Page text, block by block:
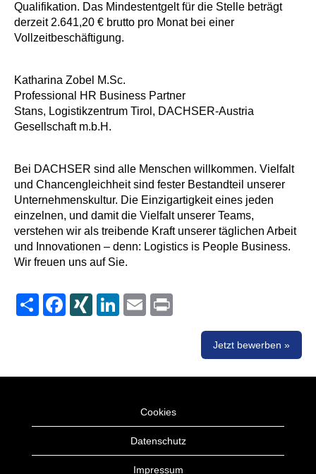
Qualifikation. Das Mindestentgelt für die Stelle beträgt
derzeit 2.641,20 € brutto pro Monat bei einer
Vollzeitbeschäftigung.
Katharina Zobel M.Sc.
Professional HR Business Partner
Stans, Logistikzentrum Tirol, DACHSER-Austria
Gesellschaft m.b.H.
Bei DACHSER sind alle Menschen willkommen. Vielfalt
und Chancengleichheit sind fester Bestandteil unserer
Unternehmenskultur. Die Einzigartigkeit eines jeden
einzelnen, und damit die Vielfalt unserer Teams,
verstehen wir als treibende Kraft unserer täglichen Arbeit
und Innovationen – denn: Logistics is People Business.
Wir freuen uns auf Sie.
Share FacebookXING LinkedInEmail
Jetzt bewerben »
Cookies
Datenschutz
Impressum